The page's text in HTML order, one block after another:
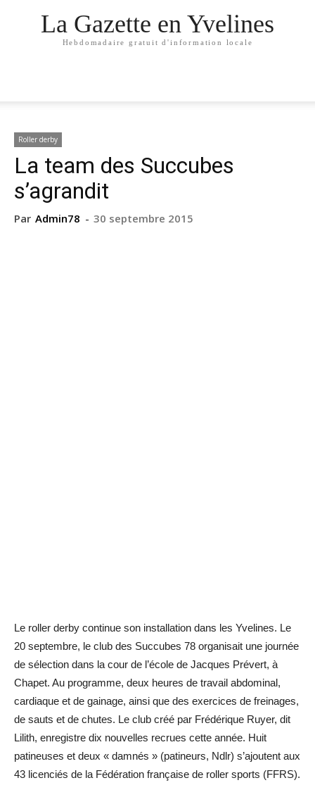
La Gazette en Yvelines
Hebdomadaire gratuit d'information locale
Roller derby
La team des Succubes
s’agrandit
Par Admin78 - 30 septembre 2015
Le roller derby continue son installation dans les Yvelines. Le
20 septembre, le club des Succubes 78 organisait une journée
de sélection dans la cour de l’école de Jacques Prévert, à
Chapet. Au programme, deux heures de travail abdominal,
cardiaque et de gainage, ainsi que des exercices de freinages,
de sauts et de chutes. Le club créé par Frédérique Ruyer, dit
Lilith, enregistre dix nouvelles recrues cette année. Huit
patineuses et deux « damnés » (patineurs, Ndlr) s’ajoutent aux
43 licenciés de la Fédération française de roller sports (FFRS).